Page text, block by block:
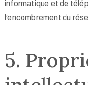
informatique et de
l’encombrement du
5.